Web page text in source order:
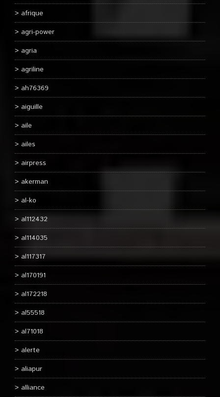
afrique
agri-power
agria
agriline
ah76369
aiguille
aile
ailes
airpress
akerman
al-ko
al112432
al114035
al117317
al170191
al172218
al55518
al71018
alerte
aliapur
alliance